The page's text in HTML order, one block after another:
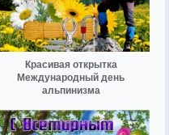
Красивая открытка
Международный день
альпинизма